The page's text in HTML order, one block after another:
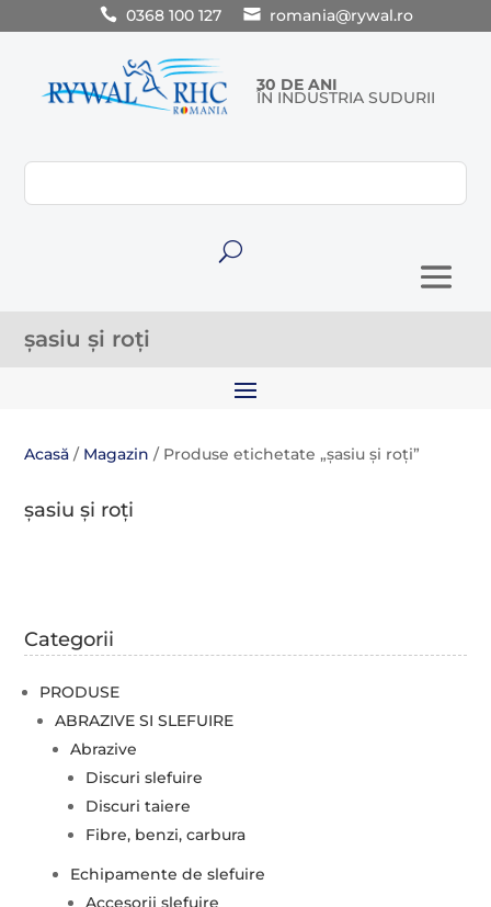
0368 100 127 romania@rywal.ro
30 DE ANI
ÎN INDUSTRIA SUDURII
U
șasiu și roți
Acasă / Magazin / Produse etichetate „șasiu și roți”
șasiu și roți
Categorii
PRODUSE
ABRAZIVE SI SLEFUIRE
Abrazive
Discuri slefuire
Discuri taiere
Fibre, benzi, carbura
Echipamente de slefuire
Accesorii slefuire